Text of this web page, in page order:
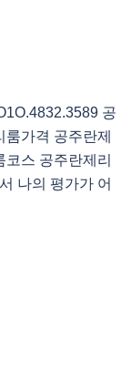
공
가격 공주란제
스 공주란제리
나의 평가가 어